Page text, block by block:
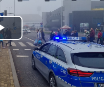
Odtwórz
wideo